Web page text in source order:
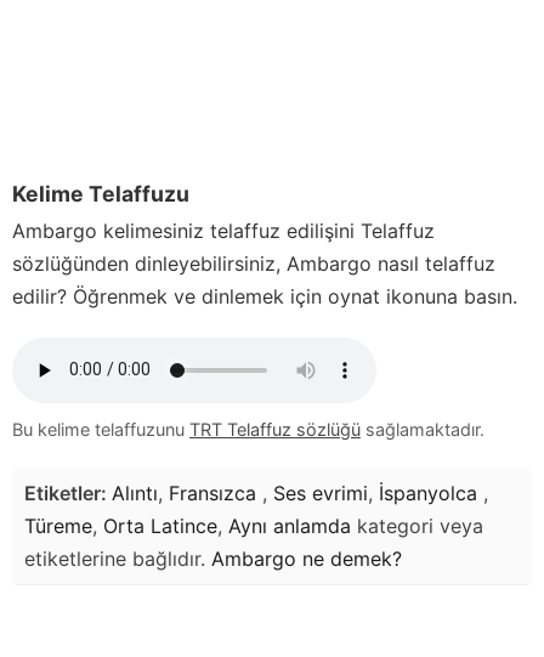
Kelime Telaffuzu
Ambargo kelimesiniz telaffuz edilişini Telaffuz
sözlüğünden dinleyebilirsiniz, Ambargo nasıl telaffuz
edilir? Öğrenmek ve dinlemek için oynat ikonuna basın.
Bu kelime telaffuzunu TRT Telaffuz sözlüğü sağlamaktadır.
Etiketler: Alıntı, Fransızca , Ses evrimi, İspanyolca ,
Türeme, Orta Latince, Aynı anlamda kategori veya
etiketlerine bağlıdır. Ambargo ne demek?